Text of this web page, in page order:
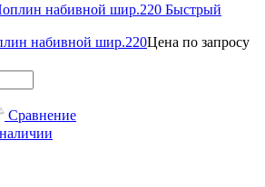
Быстрый
набивной шир.220Цена по запросу
Сравнение